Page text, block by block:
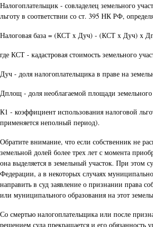
Налогоплательщик - совладелец земельного
льготу в соответствии со ст. 395 НК РФ,
Налоговая база = (КСТ x Дуч) - (КСТ x Дуч) x
где КСТ - кадастровая стоимость земельного
Дуч - доля налогоплательщика в праве на
Дплощ - доля необлагаемой площади земельного
К1 - коэффициент использования налоговой
применяется неполный период).
Обратите внимание, что если собственник не
земельной долей более трех лет с момента
она выделяется в земельный участок. При этом
Федерации, а в некоторых случаях
направить в суд заявление о признании права
или муниципального образования на этот
Со смертью налогоплательщика или после
решением суда прекращается и его обязанность